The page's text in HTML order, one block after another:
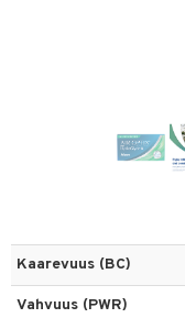
Kaarevuus (BC)
Vahvuus (PWR)
& vastauksia